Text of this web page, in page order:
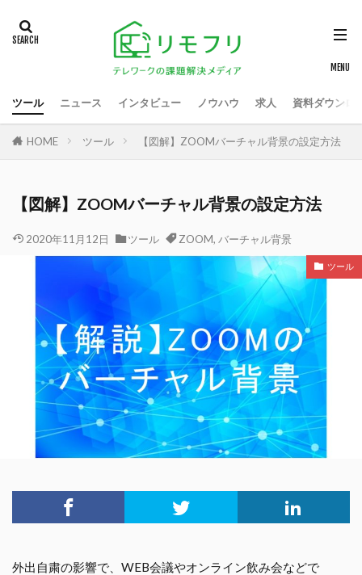
ツール ニュース インタビュー ノウハウ 求人 資料ダウンロ
HOME ツール 【図解】ZOOMバーチャル背景の設定方法
【図解】ZOOMバーチャル背景の設定方法
2020年11月12日 ツール ZOOM, バーチャル背景
ツール
外出自粛の影響で、WEB会議やオンライン飲み会などで